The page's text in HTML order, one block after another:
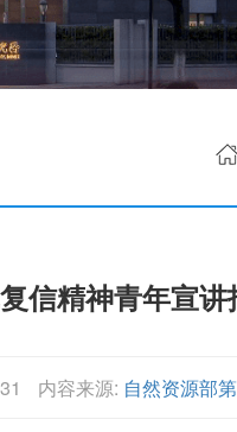
信精神青年宣讲
内容来源: 自然资源部